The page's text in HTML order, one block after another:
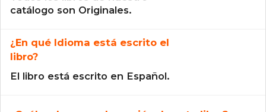
catálogo son Originales.
¿En qué Idioma está escrito el
libro?
El libro está escrito en Español.